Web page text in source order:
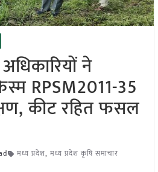
ने
RPSM2011-35
कीट रहित फसल
मध्य प्रदेश, मध्य प्रदेश कृषि समाचार